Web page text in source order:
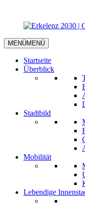
MENÜMENÜ
Startseite
Überblick
Stadtbild
Mobilität
Lebendige